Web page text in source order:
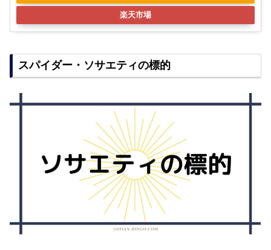
楽天市場
スパイダー・ソサエティの標的